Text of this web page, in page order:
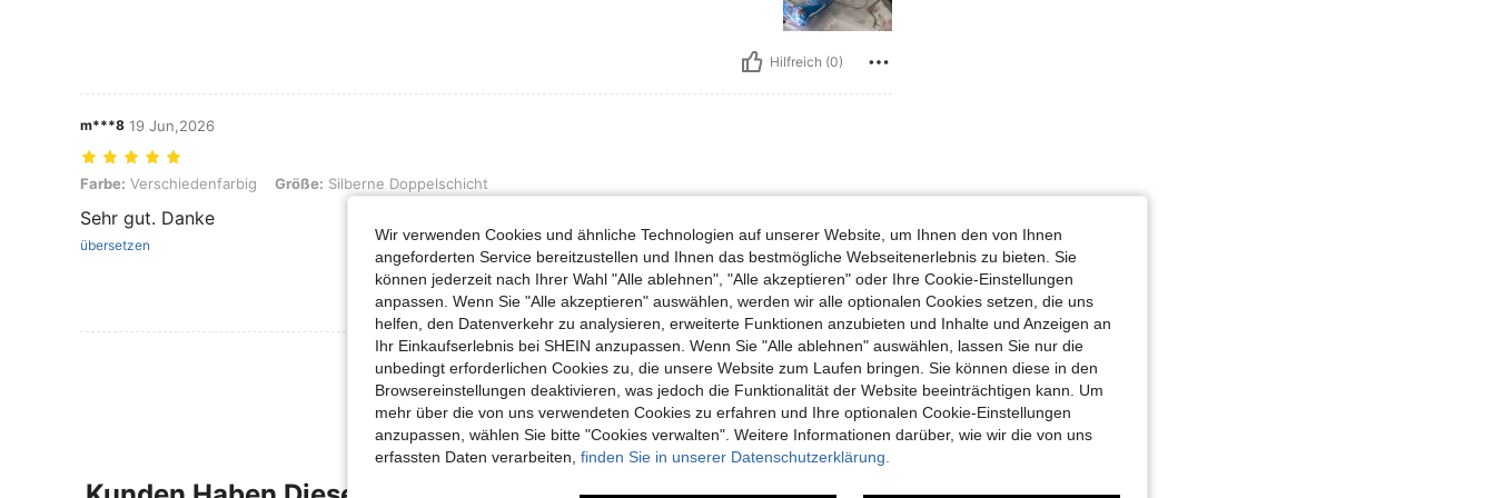
Hilfreich (0)
m***8 19 Jun,2026
Farbe: Verschiedenfarbig, Größe: Silberne Doppelschicht
Farbe: Verschiedenfarbig Größe: Silberne Doppelschicht
Sehr gut. Danke
übersetzen
Hilfreich (0)
Wir verwenden Cookies und ähnliche Technologien auf unserer Website, um Ihnen den von Ihnen
angeforderten Service bereitzustellen und Ihnen das bestmögliche Webseitenerlebnis zu bieten. Sie
können jederzeit nach Ihrer Wahl "Alle ablehnen", "Alle akzeptieren" oder Ihre Cookie-Einstellungen
anpassen. Wenn Sie "Alle akzeptieren" auswählen, werden wir alle optionalen Cookies setzen, die uns
helfen, den Datenverkehr zu analysieren, erweiterte Funktionen anzubieten und Inhalte und Anzeigen an
Ihr Einkaufserlebnis bei SHEIN anzupassen. Wenn Sie "Alle ablehnen" auswählen, lassen Sie nur die
unbedingt erforderlichen Cookies zu, die unsere Website zum Laufen bringen. Sie können diese in den
Browsereinstellungen deaktivieren, was jedoch die Funktionalität der Website beeinträchtigen kann. Um
mehr über die von uns verwendeten Cookies zu erfahren und Ihre optionalen Cookie-Einstellungen
anzupassen, wählen Sie bitte "Cookies verwalten". Weitere Informationen darüber, wie wir die von uns
erfassten Daten verarbeiten, finden Sie in unserer Datenschutzerklärung.